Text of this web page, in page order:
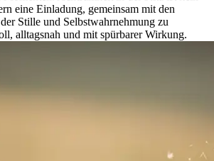
eine Einladung, gemeinsam mit den
Stille und Selbstwahrnehmung zu
alltagsnah und mit spürbarer Wirkung.